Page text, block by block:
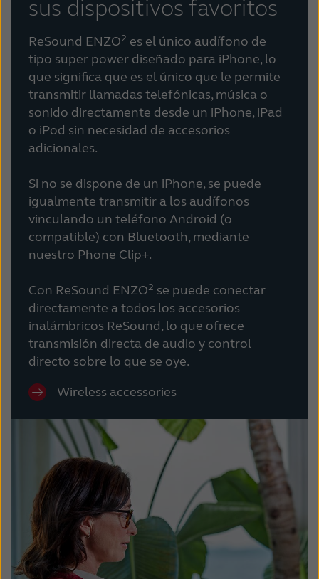
profunda. ReSound ENZO
brinda fácil
acceso al sonido, sin importar de dónde
provenga. Puede disfrutar de una variedad
incomparable de formas de conectarse a las
cosas más importantes de su vida y descubrir
cómo se siente al personalizar intuitivamente
su experiencia auditiva .
Esta es la esencia de ReSound Smart Hearing:
soluciones que se adaptan a usted y a su
estilo de vida, para que pueda disfrutar del
momento y unirse con confianza.
pequeña pila 13.
sus dispositivos favoritos
ReSound ENZO2 es el único audífono de
tipo super power diseñado para iPhone, lo
que significa que es el único que le permite
transmitir llamadas telefónicas, música o
sonido directamente desde un iPhone, iPad
o iPod sin necesidad de accesorios
adicionales.
Si no se dispone de un iPhone, se puede
igualmente transmitir a los audífonos
vinculando un teléfono Android (o
compatible) con Bluetooth, mediante
nuestro Phone Clip+.
Con ReSound ENZO2 se puede conectar
directamente a todos los accesorios
inalámbricos ReSound, lo que ofrece
transmisión directa de audio y control
directo sobre lo que se oye.
Wireless accessories